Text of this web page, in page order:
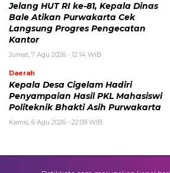
Jelang HUT RI ke-81, Kepala Dinas
Bale Atikan Purwakarta Cek
Langsung Progres Pengecatan
Kantor
Jumat, 7 Agu 2026 - 12:14 WIB
Daerah
Kepala Desa Cigelam Hadiri
Penyampaian Hasil PKL Mahasiswi
Politeknik Bhakti Asih Purwakarta
Kamis, 6 Agu 2026 - 22:09 WIB